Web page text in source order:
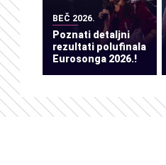
BEČ 2026.
Poznati detaljni
rezultati polufinala
Eurosonga 2026.!